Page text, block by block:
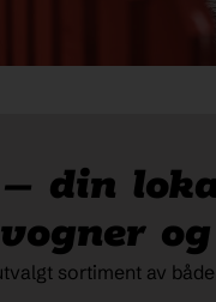
din
sortiment av